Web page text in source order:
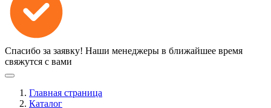
Спасибо за заявку! Наши менеджеры в ближайшее время
свяжутся с вами
Главная страница
Каталог